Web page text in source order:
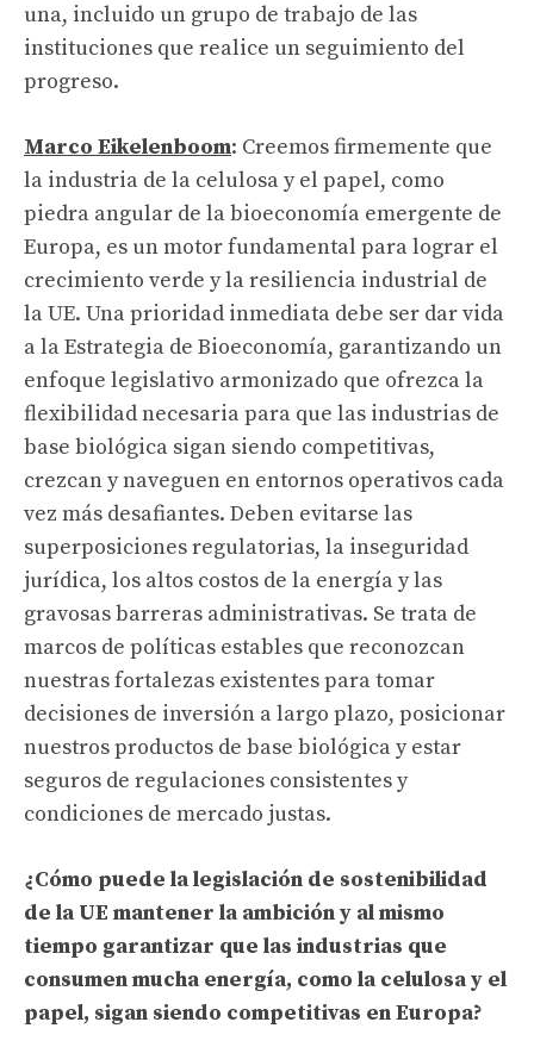
una, incluido un grupo de trabajo de las
instituciones que realice un seguimiento del
progreso.
Marco Eikelenboom: Creemos firmemente que
la industria de la celulosa y el papel, como
piedra angular de la bioeconomía emergente de
Europa, es un motor fundamental para lograr el
crecimiento verde y la resiliencia industrial de
la UE. Una prioridad inmediata debe ser dar vida
a la Estrategia de Bioeconomía, garantizando un
enfoque legislativo armonizado que ofrezca la
flexibilidad necesaria para que las industrias de
base biológica sigan siendo competitivas,
crezcan y naveguen en entornos operativos cada
vez más desafiantes. Deben evitarse las
superposiciones regulatorias, la inseguridad
jurídica, los altos costos de la energía y las
gravosas barreras administrativas. Se trata de
marcos de políticas estables que reconozcan
nuestras fortalezas existentes para tomar
decisiones de inversión a largo plazo, posicionar
nuestros productos de base biológica y estar
seguros de regulaciones consistentes y
condiciones de mercado justas.
¿Cómo puede la legislación de sostenibilidad
de la UE mantener la ambición y al mismo
tiempo garantizar que las industrias que
consumen mucha energía, como la celulosa y el
papel, sigan siendo competitivas en Europa?